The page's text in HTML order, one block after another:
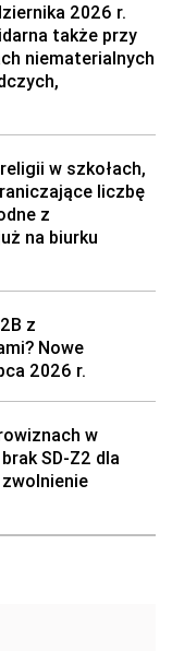
2026 r.
także przy
niematerialnych
w szkołach,
liczbę
z
na biurku
z
Nowe
2026 r.
w
SD-Z2 dla